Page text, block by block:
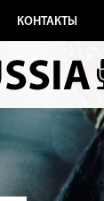
КОНТАКТЫ